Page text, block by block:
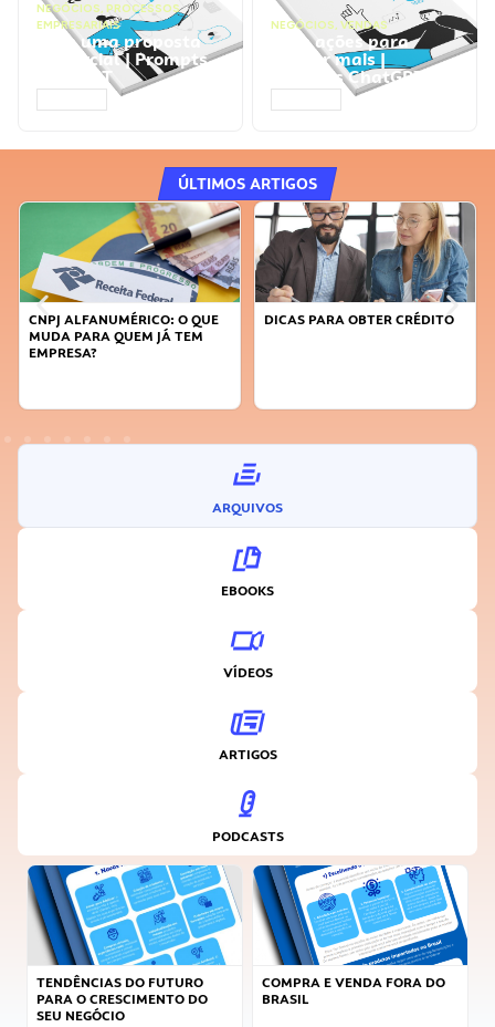
NEGÓCIOS, PROCESSOS
EMPRESARIAIS
Faça uma proposta
comercial | Prompts
ChatGPT
NEGÓCIOS, VENDAS
Faça ações para
vender mais |
Prompts ChatGPT
ÚLTIMOS ARTIGOS
CNPJ ALFANUMÉRICO: O QUE
MUDA PARA QUEM JÁ TEM
EMPRESA?
DICAS PARA OBTER CRÉDITO
ARQUIVOS
EBOOKS
VÍDEOS
ARTIGOS
PODCASTS
TENDÊNCIAS DO FUTURO
PARA O CRESCIMENTO DO
SEU NEGÓCIO
COMPRA E VENDA FORA DO
BRASIL